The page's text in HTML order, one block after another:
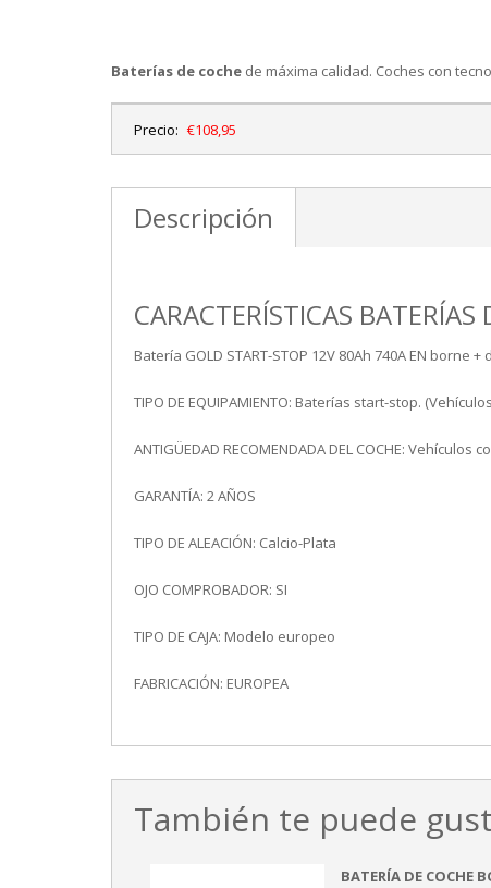
Baterías de coche de máxima calidad. Coches con
Precio: €108,95
Descripción
CARACTERÍSTICAS
Batería GOLD START-STOP 12V 80Ah 740A EN borne
TIPO DE EQUIPAMIENTO: Baterías start-stop.
ANTIGÜEDAD RECOMENDADA DEL COCHE: Vehículos
GARANTÍA: 2 AÑOS
TIPO DE ALEACIÓN: Calcio-Plata
OJO COMPROBADOR: SI
TIPO DE CAJA: Modelo europeo
FABRICACIÓN: EUROPEA
También te puede
BATERÍA DE COCHE